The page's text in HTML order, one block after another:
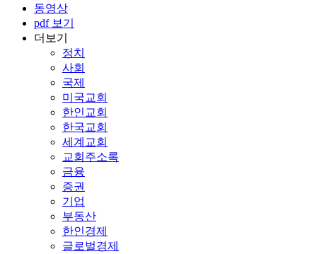
동영상
pdf 보기
더보기
정치
사회
국제
미국교회
한인교회
한국교회
세계교회
교회주소록
금융
증권
기업
부동산
한인경제
글로벌경제